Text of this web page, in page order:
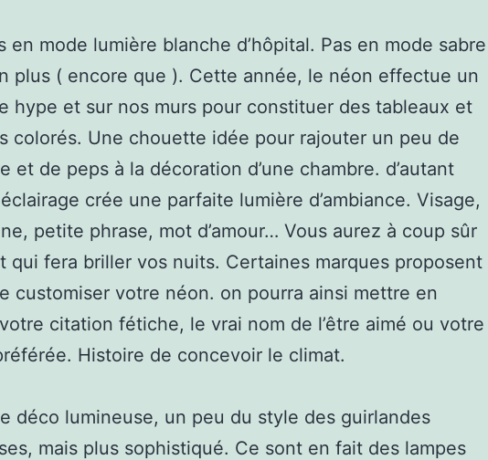
en mode lumière blanche d’hôpital. Pas en mode sabre
plus ( encore que ). Cette année, le néon effectue un
hype et sur nos murs pour constituer des tableaux et
colorés. Une chouette idée pour rajouter un peu de
et de peps à la décoration d’une chambre. d’autant
crée une parfaite lumière d’ambiance. Visage,
petite phrase, mot d’amour… Vous aurez à coup sûr
qui fera briller vos nuits. Certaines marques proposent
customiser votre néon. on pourra ainsi mettre en
citation fétiche, le vrai nom de l’être aimé ou votre
Histoire de concevoir le climat.
déco lumineuse, un peu du style des guirlandes
mais plus sophistiqué. Ce sont en fait des lampes